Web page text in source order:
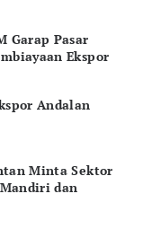
Garap Pasar
Ekspor
Andalan
Minta Sektor
dan